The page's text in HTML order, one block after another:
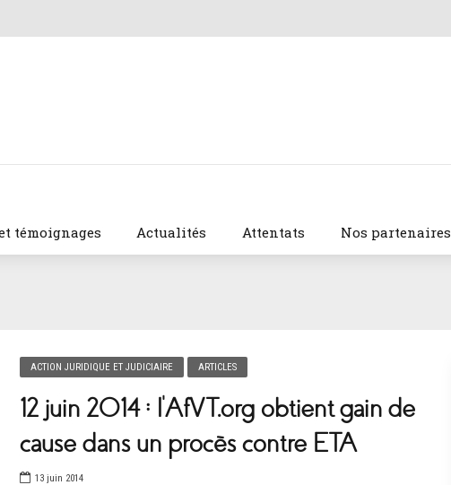
témoignages Actualités Attentats Nos partenaires
ACTION JURIDIQUE ET JUDICIAIRE ARTICLES
12 juin 2014 : l’AfVT.org obtient gain de
cause dans un procès contre ETA
13 juin 2014